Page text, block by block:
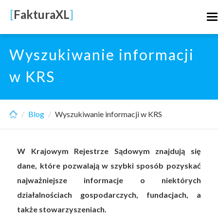
main
content
[FakturaXL]
Wyszukiwanie informacji
w KRS
Blog Wyszukiwanie informacji w KRS
W Krajowym Rejestrze Sądowym znajdują się
dane, które pozwalają w szybki sposób pozyskać
najważniejsze informacje o niektórych
działalnościach gospodarczych, fundacjach, a
także stowarzyszeniach.